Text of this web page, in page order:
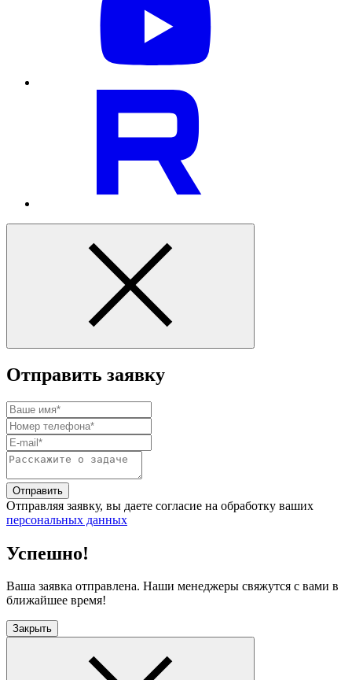
Отправить заявку
Отправить
Отправляя заявку, вы даете согласие на обработку ваших
персональных данных
Успешно!
Ваша заявка отправлена. Наши менеджеры свяжутся с вами в
ближайшее время!
Закрыть